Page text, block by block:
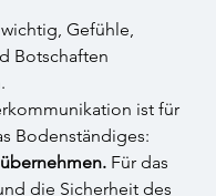
Gefühle,
Botschaften
ist für
Bodenständiges:
Für das
die Sicherheit des